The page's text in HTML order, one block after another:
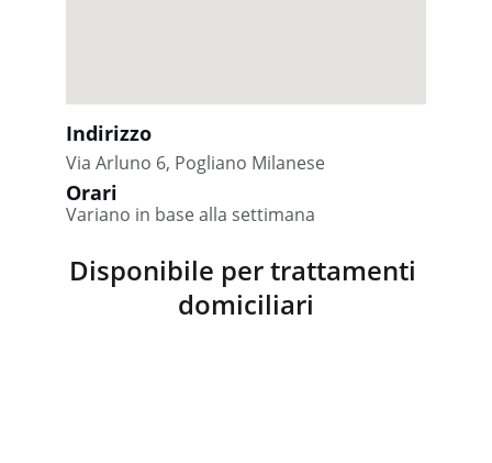
Indirizzo
Via Arluno 6, Pogliano Milanese
Orari
Variano in base alla settimana
Disponibile per trattamenti
domiciliari